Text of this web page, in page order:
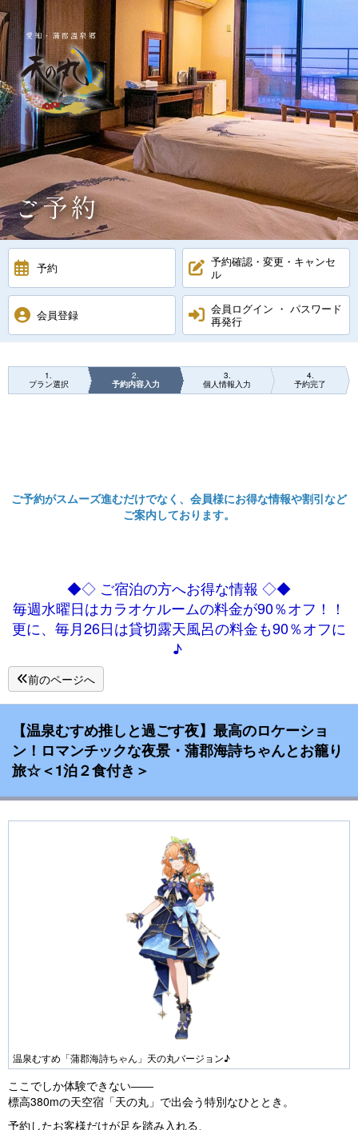
愛知・蒲郡温泉郷
ご予約
予約
予約確認・変更・キャンセ
ル
会員登録
会員ログイン ・ パスワード
再発行
1
プラン選択
2
予約内容入力
3
個人情報入力
4
予約完了
ご予約がスムーズ進むだけでなく、会員様にお得な情報や割引など
ご案内しております。
◆◇ ご宿泊の方へお得な情報 ◇◆
毎週水曜日はカラオケルームの料金が90％オフ！！
更に、毎月26日は貸切露天風呂の料金も90％オフに
♪
前のページへ
【温泉むすめ推しと過ごす夜】最高のロケーショ
ン！ロマンチックな夜景・蒲郡海詩ちゃんとお籠り
旅☆＜1泊２食付き＞
温泉むすめ「蒲郡海詩ちゃん」天の丸バージョン♪
ここでしか体験できない――
標高380mの天空宿「天の丸」で出会う特別なひととき。
予約したお客様だけが足を踏み入れる、